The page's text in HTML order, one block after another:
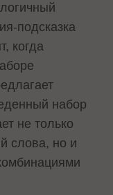
подсказка
когда
набор
не только
слова, но и